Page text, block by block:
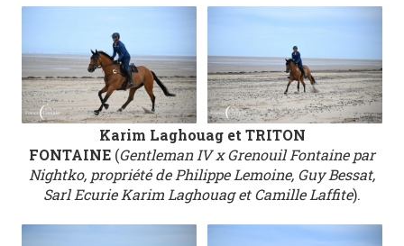
Karim Laghouag et TRITON
FONTAINE (Gentleman IV x Grenouil Fontaine par
Nightko, propriété de Philippe Lemoine, Guy Bessat,
Sarl Ecurie Karim Laghouag et Camille Laffite).